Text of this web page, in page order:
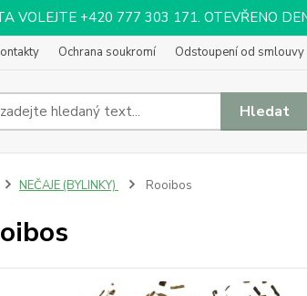
VOLEJTE +420 777 303 171. OTEVŘENO
Ochrana soukromí Odstoupení od smlouvy
Hledat
NEČAJE (BYLINKY) Rooibos